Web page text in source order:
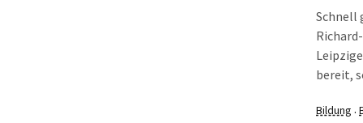
Schnell
bereit,
Bildung ·